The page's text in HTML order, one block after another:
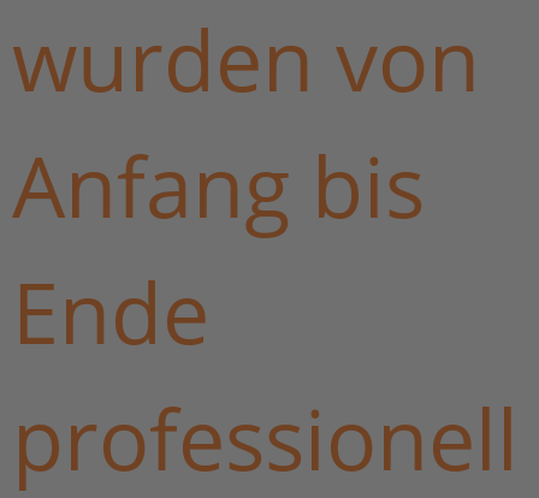
wurden von
Anfang bis
Ende
professionell